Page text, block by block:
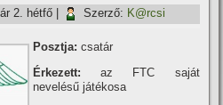
2. hétfő Szerző: K@rcsi
Posztja: csatár
Érkezett: az FTC saját
nevelésű játékosa